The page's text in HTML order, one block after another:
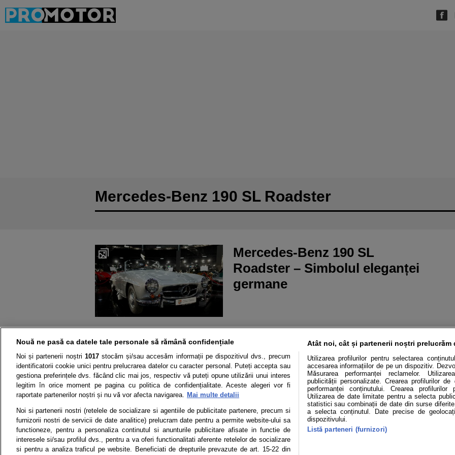
Mercedes-Benz 190 SL Roadster
Mercedes-Benz 190 SL
Roadster – Simbolul eleganței
germane
Știri Test drive Mașini electrice Utile Video Podcast cu
Termeni si conditii Politica de confidentialitate Politica de cookies
Nouă ne pasă ca datele tale personale să rămână confidențiale
Noi și partenerii noștri 1017stocăm și/sau accesăm informații pe dispozitivul dvs., precum
identificatorii cookie unici pentru prelucrarea datelor cu caracter personal. Puteți accepta sau
gestiona preferințele dvs. făcând clic mai jos, respectiv vă puteți opune utilizării unui interes
legitim în orice moment pe pagina cu politica de confidențialitate. Aceste alegeri vor fi
raportate partenerilor noștri și nu vă vor afecta navigarea. Mai multe detalii
Noi si partenerii nostri (retelele de socializare si agentiile de publicitate partenere, precum si
furnizorii nostri de servicii de date analitice) prelucram date pentru a permite website-ului sa
functioneze, pentru a personaliza continutul si anunturile publicitare afisate in functie de
interesele si/sau profilul dvs., pentru a va oferi functionalitati aferente retelelor de socializare
si pentru a analiza traficul pe website. Beneficiati de drepturile prevazute de art. 15-22 din
Atât noi, cât și partenerii noștri prelucrăm
Utilizarea profilurilor pentru selectarea
accesarea informațiilor de pe un dispozitiv.
Măsurarea performanței reclamelor.
publicității personalizate. Crearea profilurilor de
performanței conținutului. Crearea profilurilor
Utilizarea de date limitate pentru a selecta
statistici sau combinații de date din surse
a selecta conținutul. Date precise de
dispozitivului.
Listă parteneri (furnizori)